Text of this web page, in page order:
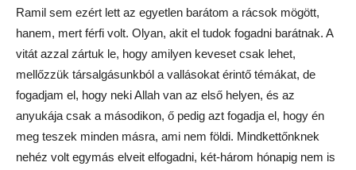
Ramil sem ezért lett az egyetlen barátom a rácsok mögött,
hanem, mert férfi volt. Olyan, akit el tudok fogadni barátnak. A
vitát azzal zártuk le, hogy amilyen keveset csak lehet,
mellőzzük társalgásunkból a vallásokat érintő témákat, de
fogadjam el, hogy neki Allah van az első helyen, és az
anyukája csak a másodikon, ő pedig azt fogadja el, hogy én
meg teszek minden másra, ami nem földi. Mindkettőnknek
nehéz volt egymás elveit elfogadni, két-három hónapig nem is